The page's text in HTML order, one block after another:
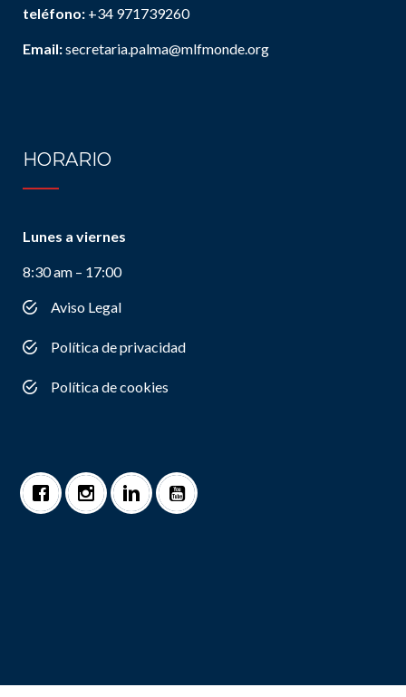
teléfono: +34 971739260
Email:secretaria.palma@mlfmonde.org
HORARIO
Lunes a viernes
8:30 am – 17:00
Aviso Legal
Política de privacidad
Política de cookies